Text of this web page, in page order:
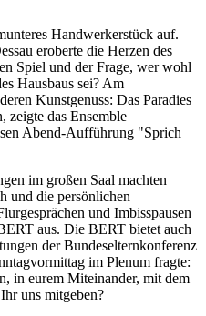
Handwerkerstück auf.
eroberte die Herzen des
Spiel und der Frage, wer wohl
Hausbaus sei? Am
Kunstgenuss: Das Paradies
zeigte das Ensemble
Abend-Aufführung "Sprich
im großen Saal machten
und die persönlichen
und Imbisspausen
aus. Die BERT bietet auch
der Bundeselternkonferenz
im Plenum fragte:
in eurem Miteinander, mit dem
uns mitgeben?